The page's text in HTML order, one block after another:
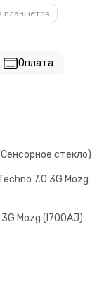
планшетов
Оплата
стекло)
7.0 3G Mozg
Mozg (I700AJ)